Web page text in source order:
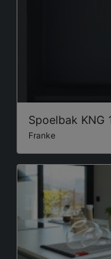
Spoelbak KNG
Franke